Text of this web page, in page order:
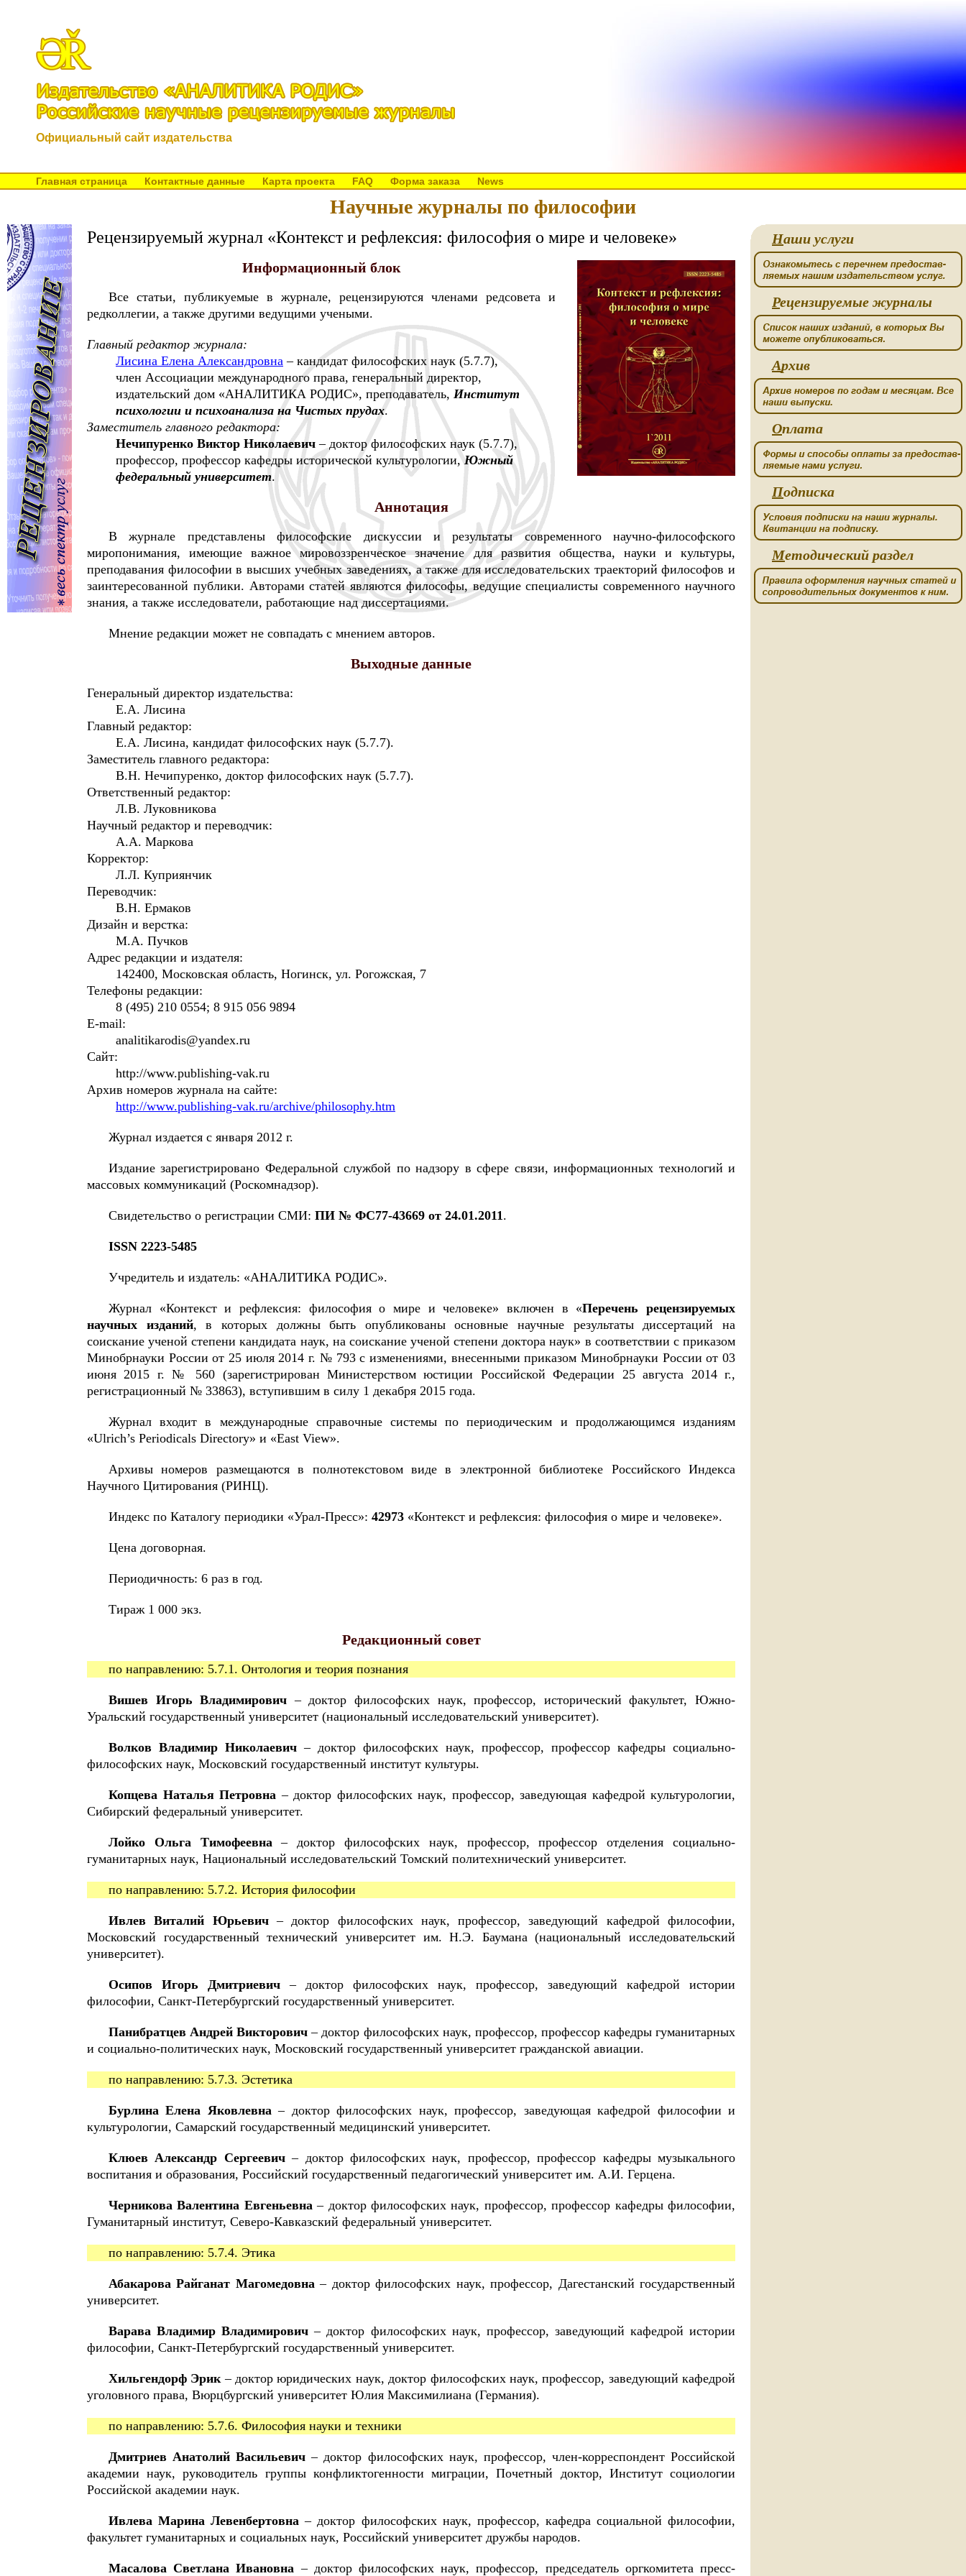
Официальный сайт издательства
Главная страница Контактные данные Карта проекта FAQ Форма заказа News
Научные журналы по философии
Наши услуги
Рецензируемые журналы
Архив
Оплата
Подписка
Методический раздел
Рецензируемый журнал «Контекст и рефлексия: философия о мире и человеке»
Информационный блок
Все статьи, публикуемые в журнале, рецензируются членами редсовета и
редколлегии, а также другими ведущими учеными.
Главный редактор журнала:
Лисина Елена Александровна – кандидат философских наук (5.7.7),
член Ассоциации международного права, генеральный директор,
издательский дом «АНАЛИТИКА РОДИС», преподаватель, Институт
психологии и психоанализа на Чистых прудах.
Заместитель главного редактора:
Нечипуренко Виктор Николаевич – доктор философских наук (5.7.7),
профессор, профессор кафедры исторической культурологии,Южный
федеральный университет.
Аннотация
В журнале представлены философские дискуссии и результаты современного научно-философского
миропонимания, имеющие важное мировоззренческое значение для развития общества, науки и культуры,
преподавания философии в высших учебных заведениях, а также для исследовательских траекторий философов и
заинтересованной публики. Авторами статей являются философы, ведущие специалисты современного научного
знания, а также исследователи, работающие над диссертациями.
Мнение редакции может не совпадать с мнением авторов.
Выходные данные
Генеральный директор издательства:
Е.А. Лисина
Главный редактор:
Е.А. Лисина, кандидат философских наук (5.7.7).
Заместитель главного редактора:
В.Н. Нечипуренко, доктор философских наук (5.7.7).
Ответственный редактор:
Л.В. Луковникова
Научный редактор и переводчик:
А.А. Маркова
Корректор:
Л.Л. Куприянчик
Переводчик:
В.Н. Ермаков
Дизайн и верстка:
М.А. Пучков
Адрес редакции и издателя:
142400, Московская область, Ногинск, ул. Рогожская, 7
Телефоны редакции:
8 (495) 210 0554; 8 915 056 9894
E-mail:
analitikarodis@yandex.ru
Сайт:
http://www.publishing-vak.ru
Архив номеров журнала на сайте:
http://www.publishing-vak.ru/archive/philosophy.htm
Журнал издается с января 2012 г.
Издание зарегистрировано Федеральной службой по надзору в сфере связи, информационных технологий и
массовых коммуникаций (Роскомнадзор).
Свидетельство о регистрации СМИ: ПИ № ФС77-43669 от 24.01.2011.
ISSN 2223-5485
Учредитель и издатель: «АНАЛИТИКА РОДИС».
Журнал «Контекст и рефлексия: философия о мире и человеке» включен в «Перечень рецензируемых
научных изданий, в которых должны быть опубликованы основные научные результаты диссертаций на
соискание ученой степени кандидата наук, на соискание ученой степени доктора наук» в соответствии с приказом
Минобрнауки России от 25 июля 2014 г. № 793 с изменениями, внесенными приказом Минобрнауки России от 03
июня 2015 г. № 560 (зарегистрирован Министерством юстиции Российской Федерации 25 августа 2014 г.,
регистрационный № 33863), вступившим в силу 1 декабря 2015 года.
Журнал входит в международные справочные системы по периодическим и продолжающимся изданиям
«Ulrich’s Periodicals Directory» и «East View».
Архивы номеров размещаются в полнотекстовом виде в электронной библиотеке Российского Индекса
Научного Цитирования (РИНЦ).
Индекс по Каталогу периодики «Урал-Пресс»: 42973 «Контекст и рефлексия: философия о мире и человеке».
Цена договорная.
Периодичность: 6 раз в год.
Тираж 1 000 экз.
Редакционный совет
по направлению: 5.7.1. Онтология и теория познания
Вишев Игорь Владимирович – доктор философских наук, профессор, исторический факультет, Южно-
Уральский государственный университет (национальный исследовательский университет).
Волков Владимир Николаевич – доктор философских наук, профессор, профессор кафедры социально-
философских наук, Московский государственный институт культуры.
Копцева Наталья Петровна – доктор философских наук, профессор, заведующая кафедрой культурологии,
Сибирский федеральный университет.
Лойко Ольга Тимофеевна– доктор философских наук, профессор, профессор отделения социально-
гуманитарных наук, Национальный исследовательский Томский политехнический университет.
по направлению: 5.7.2. История философии
Ивлев Виталий Юрьевич– доктор философских наук, профессор, заведующий кафедрой философии,
Московский государственный технический университет им. Н.Э. Баумана (национальный исследовательский
университет).
Осипов Игорь Дмитриевич – доктор философских наук, профессор, заведующий кафедрой истории
философии, Санкт-Петербургский государственный университет.
Панибратцев Андрей Викторович – доктор философских наук, профессор, профессор кафедры гуманитарных
и социально-политических наук, Московский государственный университет гражданской авиации.
по направлению: 5.7.3. Эстетика
Бурлина Елена Яковлевна– доктор философских наук, профессор, заведующая кафедрой философии и
культурологии, Самарский государственный медицинский университет.
Клюев Александр Сергеевич– доктор философских наук, профессор, профессор кафедры музыкального
воспитания и образования, Российский государственный педагогический университет им. А.И. Герцена.
Черникова Валентина Евгеньевна– доктор философских наук, профессор, профессор кафедры философии,
Гуманитарный институт, Северо-Кавказский федеральный университет.
по направлению: 5.7.4. Этика
Абакарова Райганат Магомедовна– доктор философских наук, профессор, Дагестанский государственный
университет.
Варава Владимир Владимирович – доктор философских наук, профессор, заведующий кафедрой истории
философии, Санкт-Петербургский государственный университет.
Хильгендорф Эрик– доктор юридических наук, доктор философских наук, профессор, заведующий кафедрой
уголовного права, Вюрцбургский университет Юлия Максимилиана (Германия).
по направлению: 5.7.6. Философия науки и техники
Дмитриев Анатолий Васильевич – доктор философских наук, профессор, член-корреспондент Российской
академии наук, руководитель группы конфликтогенности миграции, Почетный доктор, Институт социологии
Российской академии наук.
Ивлева Марина Левенбертовна – доктор философских наук, профессор, кафедра социальной философии,
факультет гуманитарных и социальных наук, Российский университет дружбы народов.
Масалова Светлана Ивановна – доктор философских наук, профессор, председатель оргкомитета пресс-